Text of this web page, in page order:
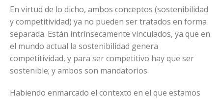
En virtud de lo dicho, ambos conceptos (sostenibilidad
y competitividad) ya no pueden ser tratados en forma
separada. Están intrínsecamente vinculados, ya que en
el mundo actual la sostenibilidad genera
competitividad, y para ser competitivo hay que ser
sostenible; y ambos son mandatorios.
Habiendo enmarcado el contexto en el que estamos